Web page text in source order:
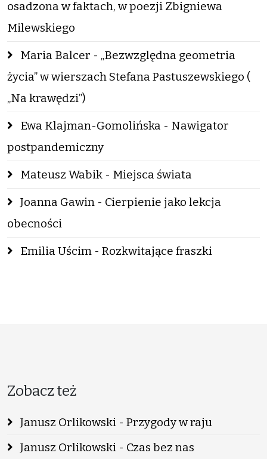
osadzona w faktach, w poezji Zbigniewa
Milewskiego
Maria Balcer - „Bezwzględna geometria
życia” w wierszach Stefana Pastuszewskiego (
„Na krawędzi”)
Ewa Klajman-Gomolińska - Nawigator
postpandemiczny
Mateusz Wabik - Miejsca świata
Joanna Gawin - Cierpienie jako lekcja
obecności
Emilia Uścim - Rozkwitające fraszki
Zobacz też
Janusz Orlikowski - Przygody w raju
Janusz Orlikowski - Czas bez nas